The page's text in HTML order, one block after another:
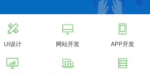
UI设计 网站开发 APP开发